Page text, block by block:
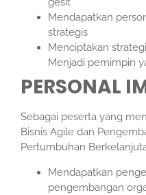
Mendapatkan
strategis
Menciptakan
Menjadi pemimpin
PERSONAL
Sebagai peserta yang
Bisnis Agile dan
Pertumbuhan
Mendapatkan
pengembangan